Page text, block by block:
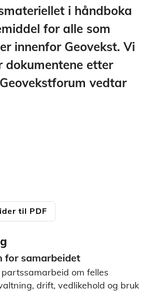
i håndboka
for alle som
innenfor Geovekst. Vi
dokumentene etter
vedtar
til PDF
for samarbeidet
om felles
drift, vedlikehold og bruk